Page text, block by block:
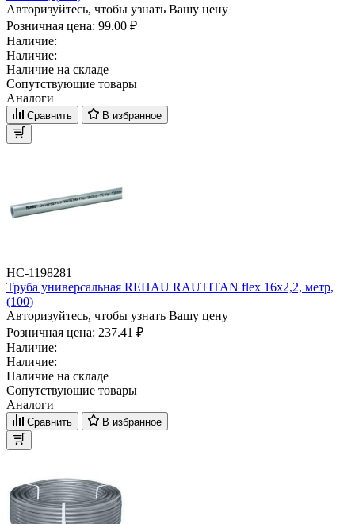
Авторизуйтесь, чтобы узнать Вашу цену
Розничная цена: 99.00 ₽
Наличие:
Наличие:
Наличие на складе
Сопутствующие товары
Аналоги
Сравнить В избранное
НС-1198281
Труба универсальная REHAU RAUTITAN flex 16x2,2, метр,
(100)
Авторизуйтесь, чтобы узнать Вашу цену
Розничная цена: 237.41 ₽
Наличие:
Наличие:
Наличие на складе
Сопутствующие товары
Аналоги
Сравнить В избранное